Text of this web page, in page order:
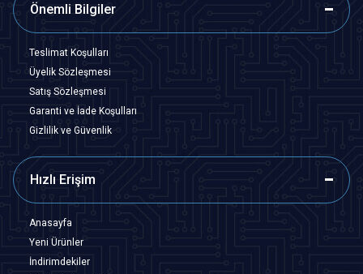
Önemli Bilgiler
Teslimat Koşulları
Üyelik Sözleşmesi
Satış Sözleşmesi
Garanti ve İade Koşulları
Gizlilik ve Güvenlik
Hızlı Erişim
Anasayfa
Yeni Ürünler
İndirimdekiler